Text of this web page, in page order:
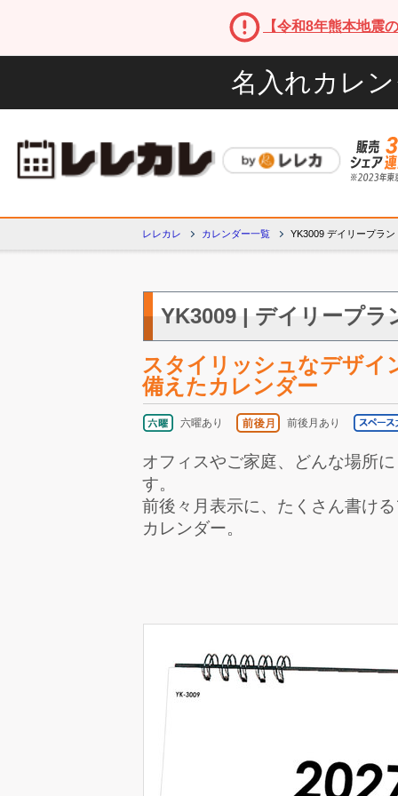
【令和8年熊本地震
名入れカレ
レレカレ カレンダー一覧 YK3009 デイリープラン
YK3009 | デイリープラ
スタイリッシュなデザイ
備えたカレンダー
六曜あり 前後月あり
オフィスやご家庭、どんな場所
す。
前後々月表示に、たくさん書け
カレンダー。